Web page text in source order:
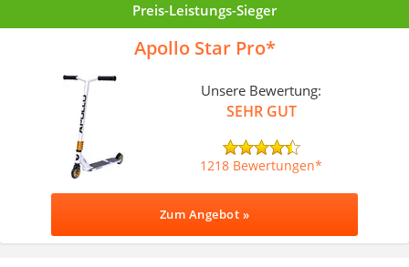
Preis-Leistungs-Sieger
Apollo Star Pro
Unsere Bewertung:
SEHR GUT
1218 Bewertungen
Zum Angebot »